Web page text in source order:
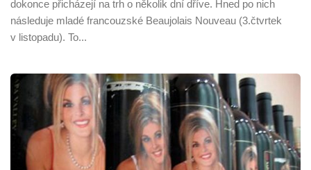
dokonce přicházejí na trh o několik dní dříve. Hned po nich
následuje mladé francouzské Beaujolais Nouveau (3.čtvrtek
v listopadu). To...